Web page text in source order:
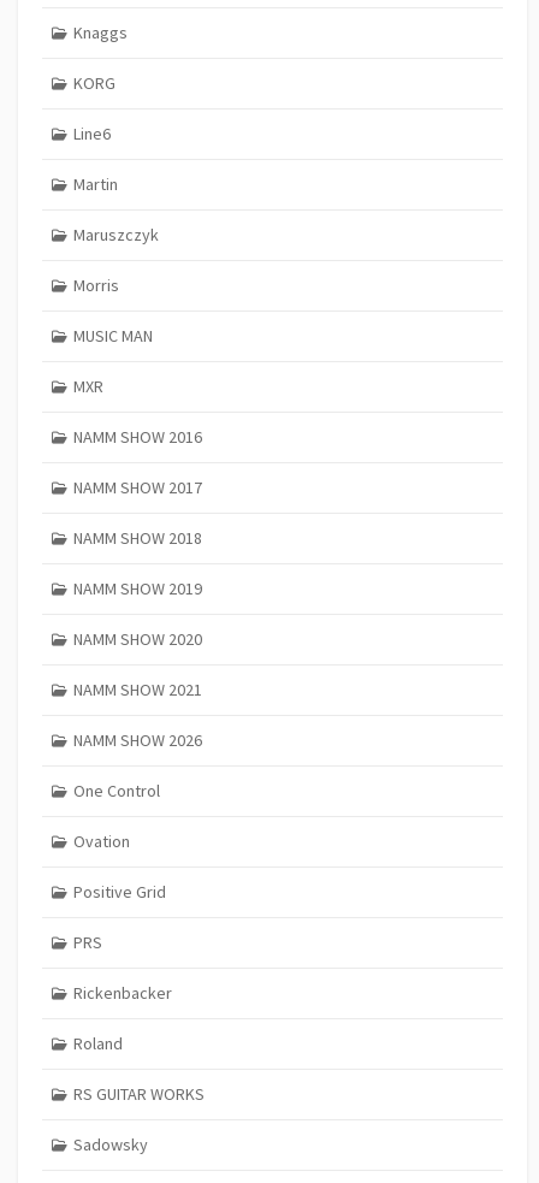
Knaggs
KORG
Line6
Martin
Maruszczyk
Morris
MUSIC MAN
MXR
NAMM SHOW 2016
NAMM SHOW 2017
NAMM SHOW 2018
NAMM SHOW 2019
NAMM SHOW 2020
NAMM SHOW 2021
NAMM SHOW 2026
One Control
Ovation
Positive Grid
PRS
Rickenbacker
Roland
RS GUITAR WORKS
Sadowsky